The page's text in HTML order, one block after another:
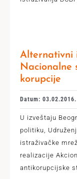
Alternativni
Nacionalne
korupcije
Datum: 03.02.2016.
U izveštaju
politiku,
istraživačke
realizacije
antikorupcijske